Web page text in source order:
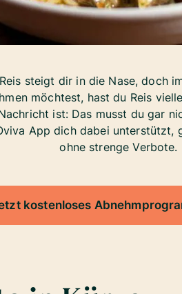
steigt dir in die Nase, doch
möchtest, hast du Reis
ist: Das musst du gar
App dich dabei unterstützt,
ohne strenge Verbote.
kostenloses